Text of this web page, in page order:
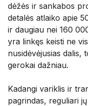
dėžės ir sankabos
detalės atlaiko apie
ir daugiau nei 160
yra linkęs keisti ne
nusidėvėjusias dalis,
gerokai dažniau.
Kadangi variklis ir
pagrindas, reguliari